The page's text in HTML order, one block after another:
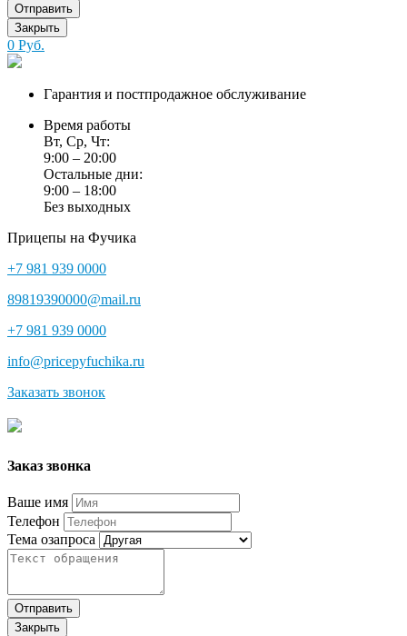
Отправить
Закрыть
0 Руб.
Гарантия и постпродажное обслуживание
Время работы
Вт, Ср, Чт:
9:00 – 20:00
Остальные дни:
9:00 – 18:00
Без выходных
Прицепы на Фучика
+7 981 939 0000
89819390000@mail.ru
+7 981 939 0000
info@pricepyfuchika.ru
Заказать звонок
Заказ звонка
Ваше имя
Телефон
Тема озапроса
Отправить
Закрыть